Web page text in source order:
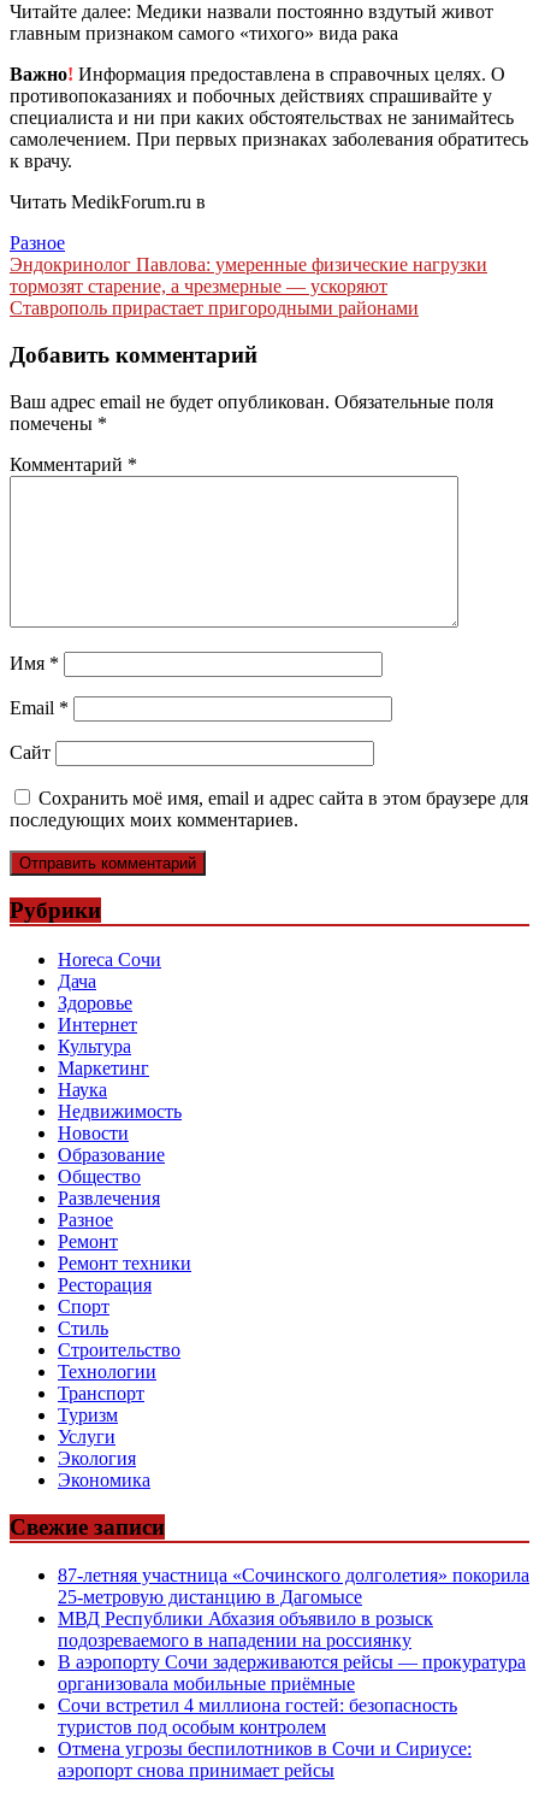
Читайте далее: Медики назвали постоянно вздутый живот
главным признаком самого «тихого» вида рака
Важно! Информация предоставлена в справочных целях. О
противопоказаниях и побочных действиях спрашивайте у
специалиста и ни при каких обстоятельствах не занимайтесь
самолечением. При первых признаках заболевания обратитесь
к врачу.
Читать MedikForum.ru в
Разное
Навигация
по
Эндокринолог Павлова: умеренные физические нагрузки
тормозят старение, а чрезмерные — ускоряют
Ставрополь прирастает пригородными районами
Добавить комментарий
Ваш адрес email не будет опубликован. Обязательные поля
помечены *
Комментарий *
Имя *
Email *
Сайт
Сохранить моё имя, email и адрес сайта в этом браузере для
последующих моих комментариев.
Рубрики
Horeca Сочи
Дача
Здоровье
Интернет
Культура
Маркетинг
Наука
Недвижимость
Новости
Образование
Общество
Развлечения
Разное
Ремонт
Ремонт техники
Ресторация
Спорт
Стиль
Строительство
Технологии
Транспорт
Туризм
Услуги
Экология
Экономика
Свежие записи
87-летняя участница «Сочинского долголетия» покорила
25-метровую дистанцию в Дагомысе
МВД Республики Абхазия объявило в розыск
подозреваемого в нападении на россиянку
В аэропорту Сочи задерживаются рейсы — прокуратура
организовала мобильные приёмные
Сочи встретил 4 миллиона гостей: безопасность
туристов под особым контролем
Отмена угрозы беспилотников в Сочи и Сириусе:
аэропорт снова принимает рейсы